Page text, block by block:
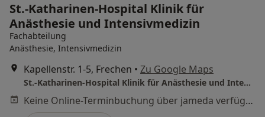
St.-Katharinen-Hospital Klinik für
Anästhesie und Intensivmedizin
Fachabteilung
Anästhesie, Intensivmedizin
Kapellenstr. 1-5, Frechen • Zu Google Maps
St.-Katharinen-Hospital Klinik für Anästhesie und Intensivmedizin
Keine Online-Terminbuchung über jameda verfügbar